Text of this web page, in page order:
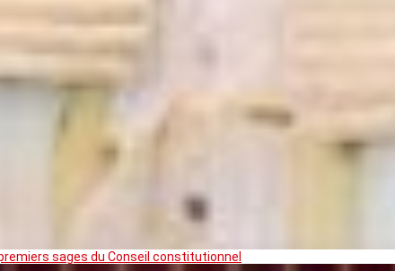
sages du Conseil constitutionnel